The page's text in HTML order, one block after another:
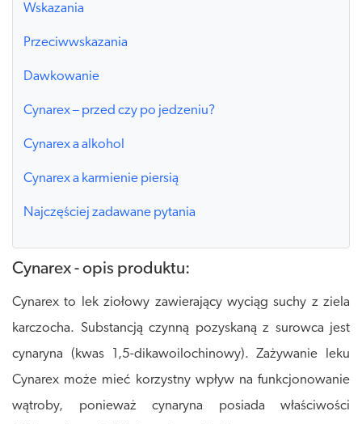
Wskazania
Przeciwwskazania
Dawkowanie
Cynarex – przed czy po jedzeniu?
Cynarex a alkohol
Cynarex a karmienie piersią
Najczęściej zadawane pytania
Cynarex - opis produktu:
Cynarex to lek ziołowy zawierający wyciąg suchy z ziela
karczocha. Substancją czynną pozyskaną z surowca jest
cynaryna (kwas 1,5-​dikawoilochinowy). Zażywanie leku
Cynarex może mieć korzystny wpływ na funkcjonowanie
wątroby, ponieważ cynaryna posiada właściwości